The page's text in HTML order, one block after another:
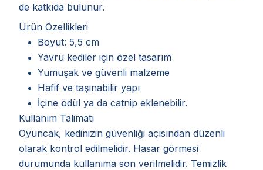
de katkıda bulunur.
Ürün Özellikleri
Boyut: 5,5 cm
Yavru kediler için özel tasarım
Yumuşak ve güvenli malzeme
Hafif ve taşınabilir yapı
İçine ödül ya da catnip eklenebilir.
Kullanım Talimatı
Oyuncak, kedinizin güvenliği açısından düzenli
olarak kontrol edilmelidir. Hasar görmesi
durumunda kullanıma son verilmelidir. Temizlik